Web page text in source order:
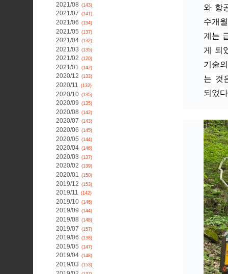
와 항
수개
계는
게 되
기술
는 것
되었
2021/08 (143)
2021/07 (141)
2021/06 (134)
2021/05 (137)
2021/04 (132)
2021/03 (135)
2021/02 (120)
2021/01 (142)
2020/12 (133)
2020/11 (132)
2020/10 (135)
2020/09 (135)
2020/08 (142)
2020/07 (143)
2020/06 (145)
2020/05 (144)
2020/04 (146)
2020/03 (137)
2020/02 (139)
2020/01 (150)
2019/12 (153)
2019/11 (142)
2019/10 (146)
2019/09 (144)
2019/08 (148)
2019/07 (157)
2019/06 (138)
2019/05 (147)
2019/04 (148)
2019/03 (153)